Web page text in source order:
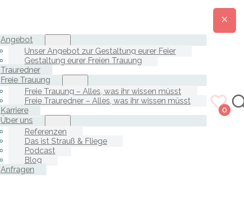
Angebot
Unser Angebot zur Gestaltung eurer Feier
Gestaltung eurer Freien Trauung
Trauredner
Freie Trauung
Freie Trauung – Alles, was ihr wissen müsst
Freie Trauredner – Alles, was ihr wissen müsst
Karriere
Über uns
Referenzen
Das ist Strauß & Fliege
Podcast
Blog
Anfragen
0